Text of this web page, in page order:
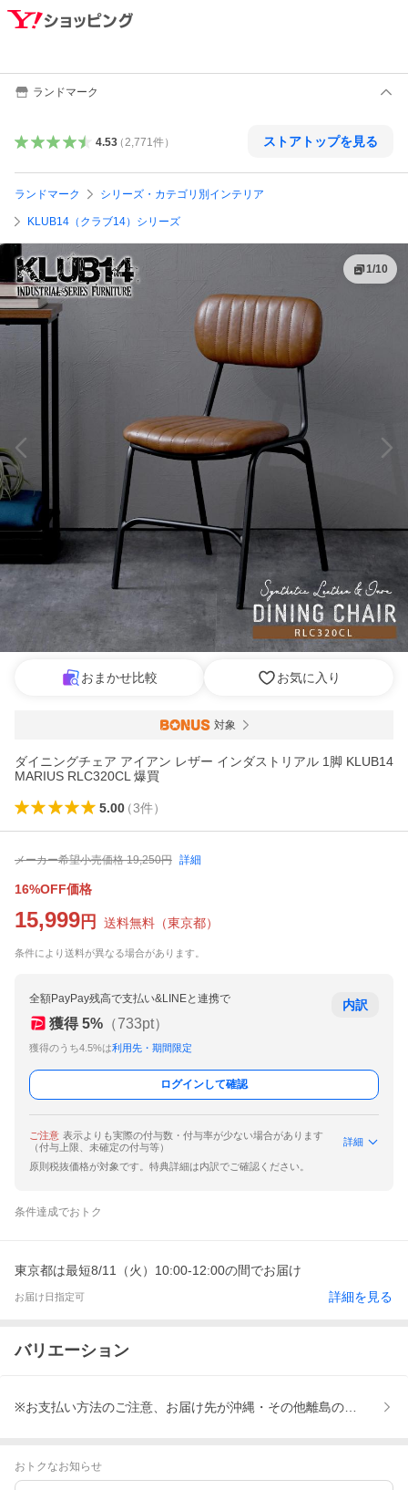
ランドマーク
4.53（ 2,771件） ストアトップを見る
ランドマーク シリーズ・カテゴリ別インテリア
KLUB14（クラブ14）シリーズ
1/10
おまかせ比較 お気に入り
対象
ダイニングチェア アイアン レザー インダストリアル 1脚 KLUB14
MARIUS RLC320CL 爆買
5.00（3件）
メーカー希望小売価格 19,250円 詳細
16%OFF価格
15,999 円 送料無料 （東京都）
条件により送料が異なる場合があります。
全額PayPay残高で支払い&LINEと連携で
獲得 5% （733pt）
獲得のうち4.5%は利用先・期間限定
内訳
ログインして確認
ご注意 表示よりも実際の付与数・付与率が少ない場合があります
（付与上限、未確定の付与等）
詳細
原則税抜価格が対象です。特典詳細は内訳でご確認ください。
条件達成でおトク
東京都は最短8/11（火）10:00-12:00の間でお届け
お届け日指定可 詳細を見る
バリエーション
※お支払い方法のご注意、お届け先が沖縄・その他離島の方はご選
おトクなお知らせ